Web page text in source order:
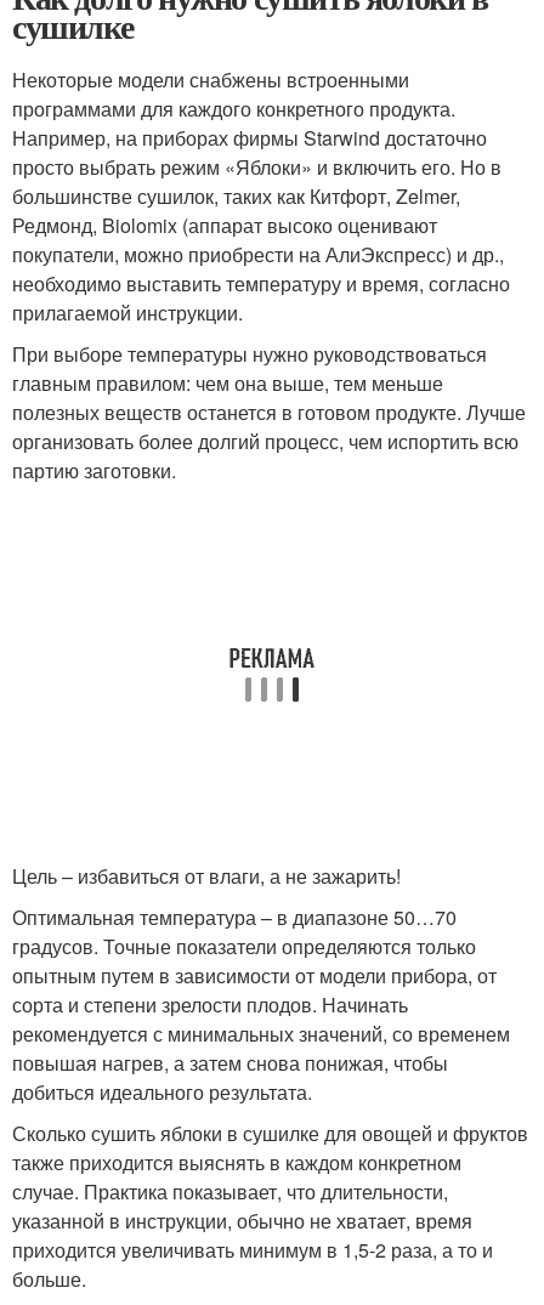
сушилке
Некоторые модели снабжены встроенными
программами для каждого конкретного продукта.
Например, на приборах фирмы Starwind достаточно
просто выбрать режим «Яблоки» и включить его. Но в
большинстве сушилок, таких как Китфорт, Zelmer,
Редмонд, Biolomix (аппарат высоко оценивают
покупатели, можно приобрести на АлиЭкспресс) и др.,
необходимо выставить температуру и время, согласно
прилагаемой инструкции.
При выборе температуры нужно руководствоваться
главным правилом: чем она выше, тем меньше
полезных веществ останется в готовом продукте. Лучше
организовать более долгий процесс, чем испортить всю
партию заготовки.
Цель – избавиться от влаги, а не зажарить!
Оптимальная температура – в диапазоне 50…70
градусов. Точные показатели определяются только
опытным путем в зависимости от модели прибора, от
сорта и степени зрелости плодов. Начинать
рекомендуется с минимальных значений, со временем
повышая нагрев, а затем снова понижая, чтобы
добиться идеального результата.
Сколько сушить яблоки в сушилке для овощей и фруктов
также приходится выяснять в каждом конкретном
случае. Практика показывает, что длительности,
указанной в инструкции, обычно не хватает, время
приходится увеличивать минимум в 1,5-2 раза, а то и
больше.